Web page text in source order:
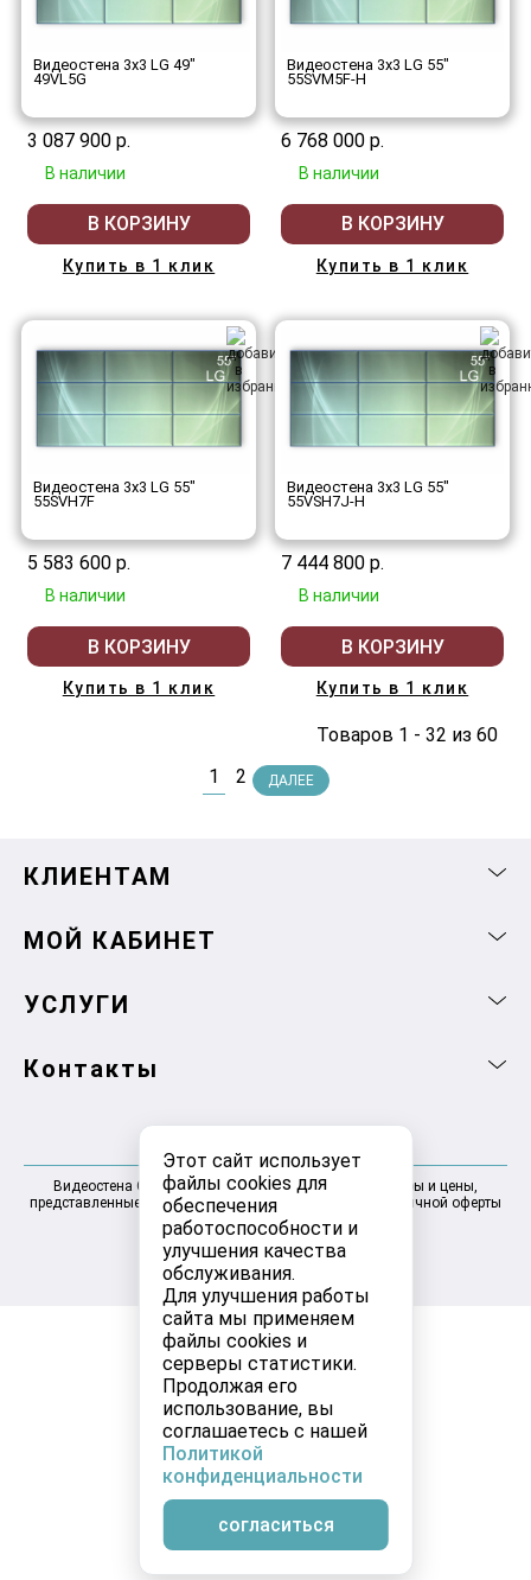
Этот сайт использует
файлы cookies для
обеспечения
работоспособности и
улучшения качества
обслуживания.
Для улучшения работы
сайта мы применяем
файлы cookies и
серверы статистики.
Продолжая его
использование, вы
соглашаетесь с нашей
Политикой
конфиденциальности
согласиться
Видеостена 3x3 LG 49"
49VL5G
3 087 900 р.
В наличии
В КОРЗИНУ
Купить в 1 клик
Видеостена 3x3 LG 55"
55SVM5F-H
6 768 000 р.
В наличии
В КОРЗИНУ
Купить в 1 клик
Видеостена 3x3 LG 55"
55SVH7F
5 583 600 р.
В наличии
В КОРЗИНУ
Купить в 1 клик
Видеостена 3x3 LG 55"
55VSH7J-H
7 444 800 р.
В наличии
В КОРЗИНУ
Купить в 1 клик
1 2 ДАЛЕЕ
Товаров 1 - 32 из 60
КЛИЕНТАМ
МОЙ КАБИНЕТ
УСЛУГИ
Контакты
Видеостена Самара 2025-2026 © Информация, товары и цены,
представленные на сайте, не являются договором публичной оферты